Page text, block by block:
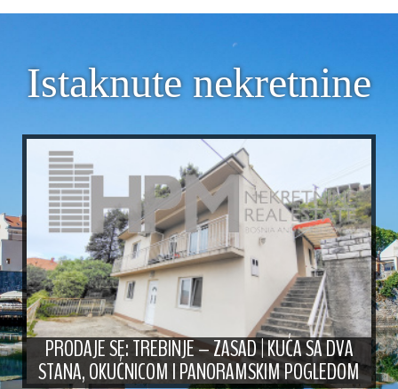
Istaknute nekretnine
PRODAJE SE: TREBINJE – ZASAD | KUĆA SA DVA
STANA, OKUĆNICOM I PANORAMSKIM POGLEDOM